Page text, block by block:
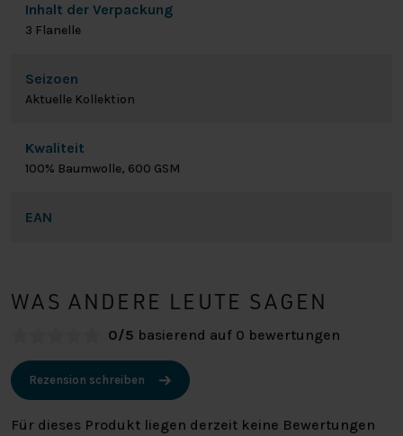
Inhalt der Verpackung
3 Flanelle
Seizoen
Aktuelle Kollektion
Kwaliteit
100% Baumwolle, 600 GSM
EAN
WAS ANDERE LEUTE SAGEN
0/5 basierend auf 0 bewertungen
Rezension schreiben
Für dieses Produkt liegen derzeit keine Bewertungen